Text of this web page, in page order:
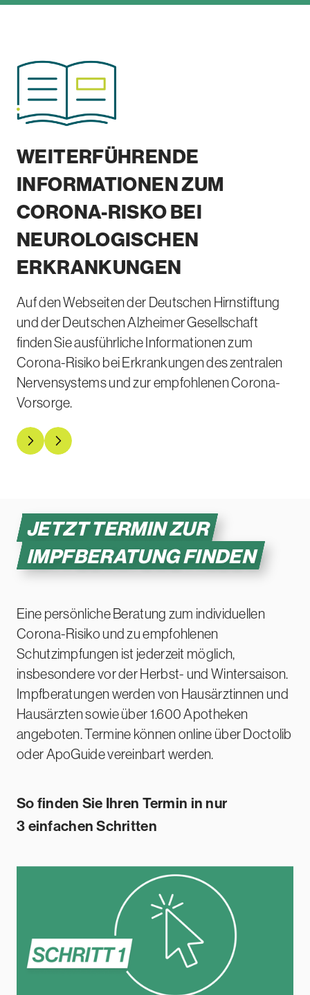
WEITERFÜHRENDE
INFORMATIONEN ZUM
CORONA-RISKO BEI
NEUROLOGISCHEN
ERKRANKUNGEN
Auf den Webseiten der Deutschen Hirnstiftung
und der Deutschen Alzheimer Gesellschaft
finden Sie ausführliche Informationen zum
Corona-Risiko bei Erkrankungen des zentralen
Nervensystems und zur empfohlenen Corona-
Vorsorge.
Corona-Infos auf Deutsche
JETZT TERMIN ZUR
IMPFBERATUNGFINDEN
Eine persönliche Beratung zum individuellen
Corona-Risiko und zu empfohlenen
Schutzimpfungen ist jederzeit möglich,
insbesondere vor der Herbst- und Wintersaison.
Impfberatungen werden von Hausärztinnen und
Hausärzten sowie über 1.600 Apotheken
angeboten. Termine können online über Doctolib
oder ApoGuide vereinbart werden.
So finden Sie Ihren Termin in nur
3 einfachenSchritten